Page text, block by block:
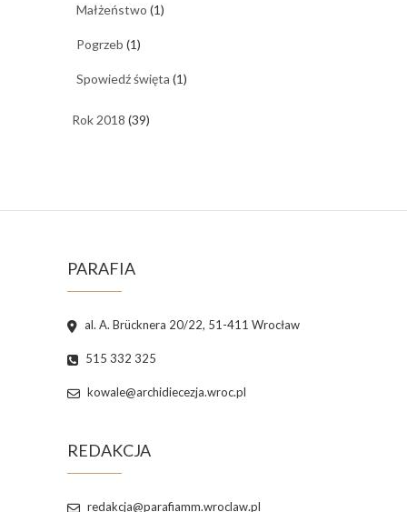
Małżeństwo (1)
Pogrzeb (1)
Spowiedź święta (1)
Rok 2018 (39)
PARAFIA
al. A. Brücknera 20/22, 51-411 Wrocław
515 332 325
kowale@archidiecezja.wroc.pl
REDAKCJA
redakcja@parafiamm.wroclaw.pl